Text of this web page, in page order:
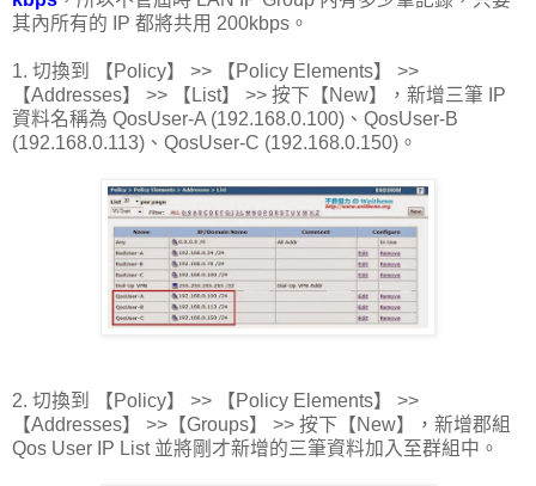
其內所有的 IP 都將共用 200kbps。
1. 切換到 【Policy】 >> 【Policy Elements】 >>
【Addresses】 >> 【List】 >> 按下【New】，新增三筆 IP
資料名稱為 QosUser-A (192.168.0.100)、QosUser-B
(192.168.0.113)、QosUser-C (192.168.0.150)。
2. 切換到 【Policy】 >> 【Policy Elements】 >>
【Addresses】 >>【Groups】 >> 按下【New】，新增郡組
Qos User IP List 並將剛才新增的三筆資料加入至群組中。